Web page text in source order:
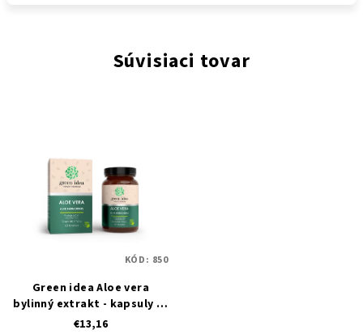
Súvisiaci tovar
Green idea Aloe vera
bylinný extrakt - kapsuly 60
pcs
€13,16
KÓD: 850